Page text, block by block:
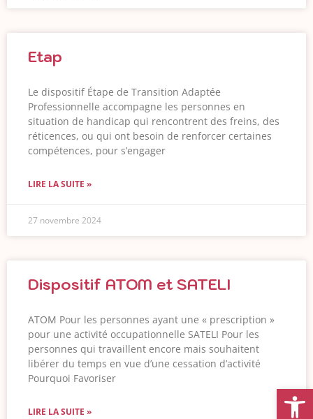
Ouvrir
Etap
Le dispositif Étape de Transition Adaptée
Professionnelle accompagne les personnes en
situation de handicap qui rencontrent des freins, des
réticences, ou qui ont besoin de renforcer certaines
compétences, pour s’engager
LIRE LA SUITE »
27 novembre 2024
Dispositif ATOM et SATELI
ATOM Pour les personnes ayant une « prescription »
pour une activité occupationnelle SATELI Pour les
personnes qui travaillent encore mais souhaitent
libérer du temps en vue d’une cessation d’activité
Pourquoi Favoriser
LIRE LA SUITE »